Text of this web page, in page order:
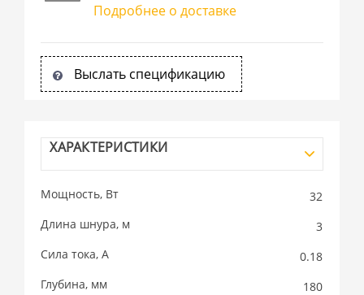
Подробнее о доставке
Выслать спецификацию
ХАРАКТЕРИСТИКИ
Мощность, Вт
32
Длина шнура, м
3
Сила тока, А
0.18
Глубина, мм
180